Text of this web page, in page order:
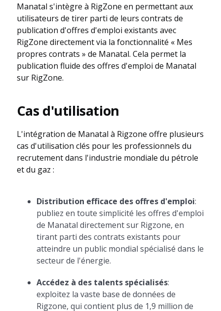
Manatal s'intègre à RigZone en permettant aux
utilisateurs de tirer parti de leurs contrats de
publication d'offres d'emploi existants avec
RigZone directement via la fonctionnalité « Mes
propres contrats » de Manatal. Cela permet la
publication fluide des offres d'emploi de Manatal
sur RigZone.
Cas d'utilisation
L'intégration de Manatal à Rigzone offre plusieurs
cas d'utilisation clés pour les professionnels du
recrutement dans l'industrie mondiale du pétrole
et du gaz :
Distribution efficace des offres d'emploi:
publiez en toute simplicité les offres d'emploi
de Manatal directement sur Rigzone, en
tirant parti des contrats existants pour
atteindre un public mondial spécialisé dans le
secteur de l'énergie.
Accédez à des talents spécialisés:
exploitez la vaste base de données de
Rigzone, qui contient plus de 1,9 million de